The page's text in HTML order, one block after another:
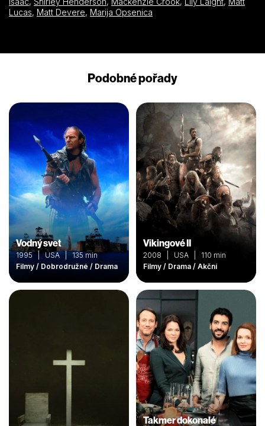
Lucas, Matt Devere, Marija Opsenica
Podobné pořady
Vodný svet
1995 | USA | 135 min
Filmy / Dobrodružné / Drama
Vikingové II
2008 | USA | 110 min
Filmy / Drama / Akční
Takmer dokonalé